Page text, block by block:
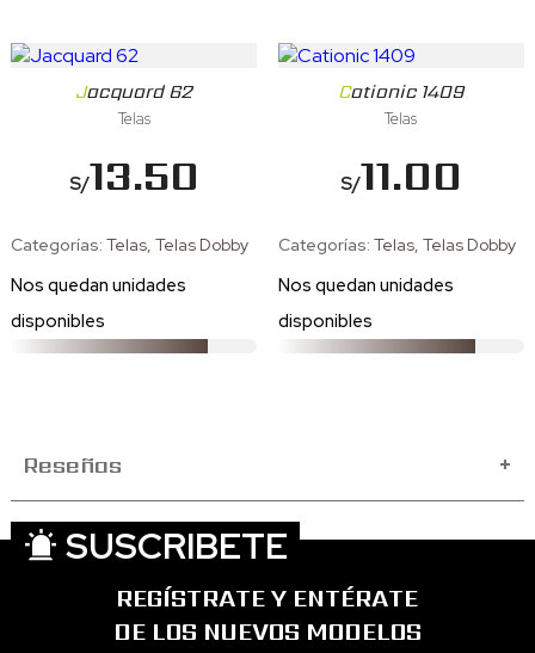
Jacquard 62
Telas
S/13.50
Categorías: Telas, Telas Dobby
Nos quedan unidades
disponibles
Cationic 1409
Telas
S/11.00
Categorías: Telas, Telas Dobby
Nos quedan unidades
disponibles
Reseñas +
SUSCRIBETE
REGÍSTRATE Y ENTÉRATE
DE LOS NUEVOS MODELOS